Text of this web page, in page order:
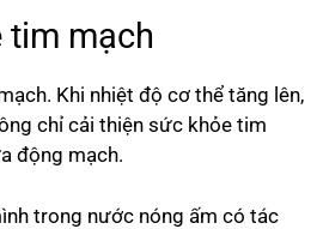
tim mạch
Khi nhiệt độ cơ thể tăng lên,
chỉ cải thiện sức khỏe tim
động mạch.
trong nước nóng ấm có tác